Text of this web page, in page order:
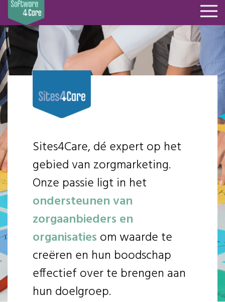
Sites4Care, dé expert op het
gebied van zorgmarketing.
Onze passie ligt in het
ondersteunen van
zorgaanbieders en
organisaties om waarde te
creëren en hun boodschap
effectief over te brengen aan
hun doelgroep.